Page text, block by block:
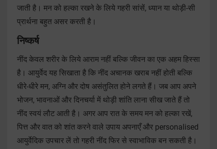
जाती है। मन को हल्का रखने के लिये गहरी सांसें, ध्यान या थोड़ी-सी
प्रार्थना बहुत असर करती है।
निष्कर्ष
नींद केवल शरीर के लिये आराम नहीं बल्कि जीवन का एक अहम हिस्सा
है। आयुर्वेद यह सिखाता है कि नींद अचानक खराब नहीं होती बल्कि
धीरे-धीरे मन, अग्नि और दोष असंतुलित होने लगते हैं। जब आप अपने
भोजन, भावनाओं और दिनचर्या में थोड़ी शांति लाना सीख जाते हैं तो
नींद स्वयं लौट आती है। अगर आप रात के समय मन को हल्का रखें,
पित्त और वात को शांत करने वाले उपाय अपनाएँ और personalised
आयुर्वेदिक उपचार लें तो गहरी नींद फिर से स्वाभाविक बन सकती है।